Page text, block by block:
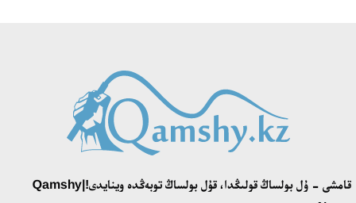
قامشى - ۇل بولساڭ قولىڭدا، قۇل بولساڭ توبەڭدە وينايدى!|Qamshy